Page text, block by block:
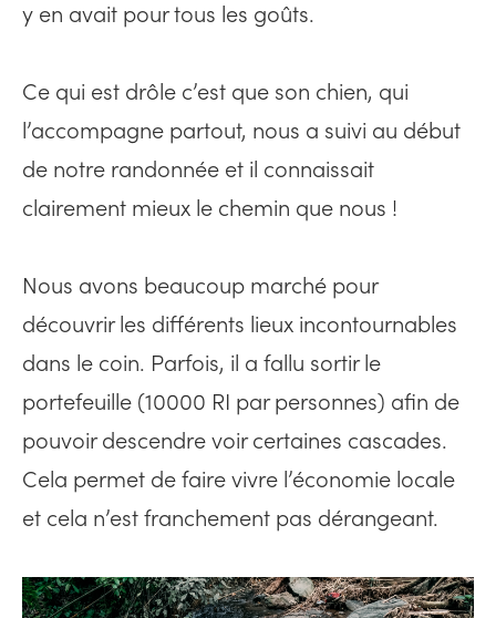
y en avait pour tous les goûts.
Ce qui est drôle c’est que son chien, qui
l’accompagne partout, nous a suivi au début
de notre randonnée et il connaissait
clairement mieux le chemin que nous !
Nous avons beaucoup marché pour
découvrir les différents lieux incontournables
dans le coin. Parfois, il a fallu sortir le
portefeuille (10000 RI par personnes) afin de
pouvoir descendre voir certaines cascades.
Cela permet de faire vivre l’économie locale
et cela n’est franchement pas dérangeant.